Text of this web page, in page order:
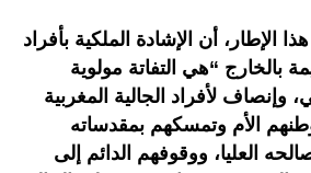
الإطار، أن الإشادة الملكية بأفراد
بالخارج “هي التفاتة مولوية
لأفراد الجالية المغربية
الأم وتمسكهم بمقدساته
العليا، ووقوفهم الدائم إلى